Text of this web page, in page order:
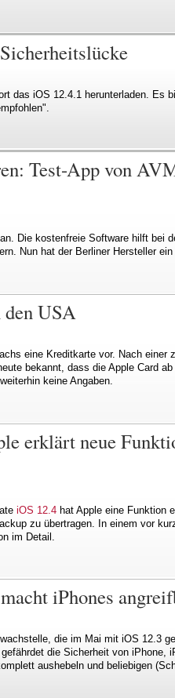
das iOS 12.4.1 herunterladen. Es
Test-App von
Die kostenfreie Software hilft bei
Nun hat der Berliner Hersteller
USA
eine Kreditkarte vor. Nach einer
bekannt, dass die Apple Card
keine Angaben.
erklärt neue
iOS 12.4 hat Apple eine Funktion
zu übertragen. In einem vor
im Detail.
iPhones
die im Mai mit iOS 12.3
die Sicherheit von iPhone,
aushebeln und beliebigen